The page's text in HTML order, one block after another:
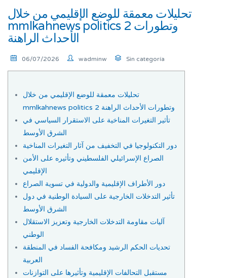
تحليلات معمقة للوضع الإقليمي من خلال
mmlkahnews politics 2 وتطورات
الأحداث الراهنة
06/07/2026 wadminw Sin categoría
تحليلات معمقة للوضع الإقليمي من خلال
mmlkahnews politics 2 وتطورات الأحداث الراهنة
تأثير التغيرات المناخية على الاستقرار السياسي في
الشرق الأوسط
دور التكنولوجيا في التخفيف من آثار التغيرات المناخية
الصراع الإسرائيلي الفلسطيني وتأثيره على الأمن
الإقليمي
دور الأطراف الإقليمية والدولية في تسوية الصراع
تأثير التدخلات الخارجية على السيادة الوطنية في دول
الشرق الأوسط
آليات مقاومة التدخلات الخارجية وتعزيز الاستقلال
الوطني
تحديات الحكم الرشيد ومكافحة الفساد في المنطقة
العربية
مستقبل التحالفات الإقليمية وتأثيرها على التوازنات